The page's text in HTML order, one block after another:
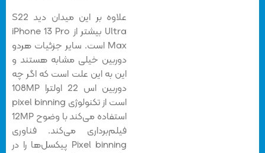
علاوه بر این میدان دید S22
Ultra بیشتر از iPhone 13 Pro
Max است. سایر جزئیات هردو
دوربین خیلی مشابه هستند و
این به این علت است که اگر چه
دوربین اس 22 اولترا 108MP
است از تکنولوژی pixel binning
استفاده می‌کند با وضوح 12MP
فیلم‌برداری می‌کند. فناوری
Pixel binning پیکسل‌ها را در